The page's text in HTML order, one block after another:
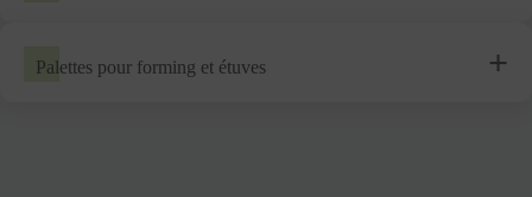
Palettes pour forming et étuves